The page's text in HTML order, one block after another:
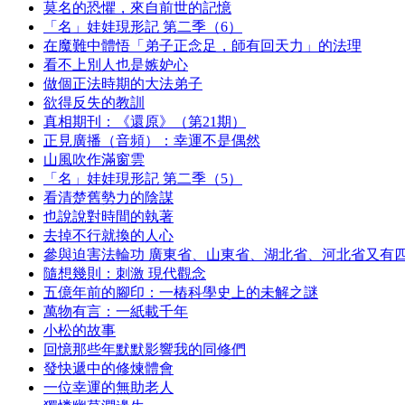
莫名的恐懼，來自前世的記憶
「名」娃娃現形記 第二季（6）
在魔難中體悟「弟子正念足，師有回天力」的法理
看不上別人也是嫉妒心
做個正法時期的大法弟子
欲得反失的教訓
真相期刊：《還原》（第21期）
正見廣播（音頻）：幸運不是偶然
山風吹作滿窗雲
「名」娃娃現形記 第二季（5）
看清楚舊勢力的陰謀
也說說對時間的執著
去掉不行就換的人心
參與迫害法輪功 廣東省、山東省、湖北省、河北省又有
隨想幾則：刺激 現代觀念
五億年前的腳印：一樁科學史上的未解之謎
萬物有言：一紙載千年
小松的故事
回憶那些年默默影響我的同修們
發快遞中的修煉體會
一位幸運的無助老人